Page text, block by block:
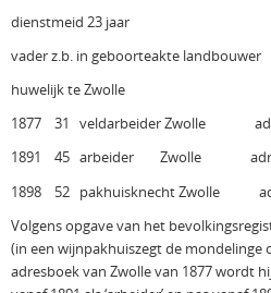
dienstmeid 23 jaar
vader z.b. in geboorteakte landbouwer
huwelijk te Zwolle
1877 31 veldarbeider Zwolle
1891 45 arbeider Zwolle
1898 52 pakhuisknecht Zwolle
Volgens opgave van het
(in een wijnpakhuiszegt de mondelinge
adresboek van Zwolle van 1877 wordt